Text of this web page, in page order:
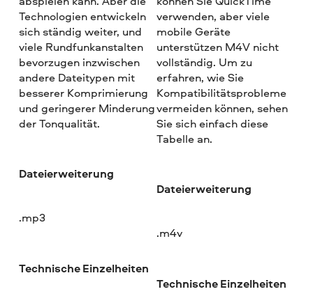
Technologien entwickeln
sich ständig weiter, und
viele Rundfunkanstalten
bevorzugen inzwischen
andere Dateitypen mit
besserer Komprimierung
und geringerer Minderung
der Tonqualität.
Dateierweiterung
.mp3
Technische Einzelheiten
verwenden, aber viele
mobile Geräte
unterstützen M4V nicht
vollständig. Um zu
erfahren, wie Sie
Kompatibilitätsprobleme
vermeiden können, sehen
Sie sich einfach diese
Tabelle an.
Dateierweiterung
.m4v
Technische Einzelheiten